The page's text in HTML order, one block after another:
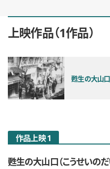
上映作品 1作品
甦生の大山口
作品上映 1
甦生の大山口（こうせいのだ